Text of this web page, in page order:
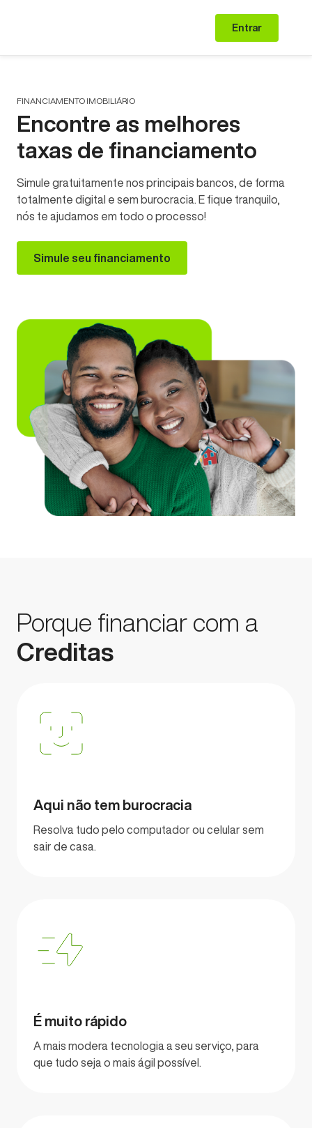
Entrar
FINANCIAMENTO IMOBILIÁRIO
Encontre as melhores
taxas de financiamento
Simule gratuitamente nos principais bancos, de forma
totalmente digital e sem burocracia. E fique tranquilo,
nós te ajudamos em todo o processo!
Simule seu financiamento
Porque financiar com a
Creditas
Aqui não tem burocracia
Resolva tudo pelo computador ou celular sem
sair de casa.
É muito rápido
A mais modera tecnologia a seu serviço, para
que tudo seja o mais ágil possível.